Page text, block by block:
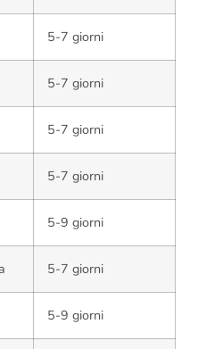
5-7 giorni
5-7 giorni
5-7 giorni
5-7 giorni
5-9 giorni
5-7 giorni
5-9 giorni